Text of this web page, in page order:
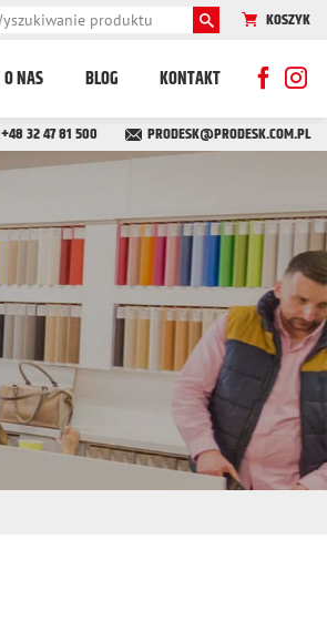
KOSZYK
O NAS BLOG KONTAKT
+48 32 47 81 500 PRODESK@PRODESK.COM.PL